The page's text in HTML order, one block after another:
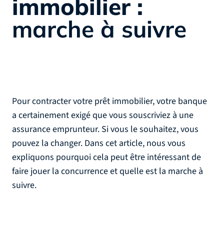
immobilier :
marche à suivre
Pour contracter votre prêt immobilier, votre banque
a certainement exigé que vous souscriviez à une
assurance emprunteur. Si vous le souhaitez, vous
pouvez la changer. Dans cet article, nous vous
expliquons pourquoi cela peut être intéressant de
faire jouer la concurrence et quelle est la marche à
suivre.